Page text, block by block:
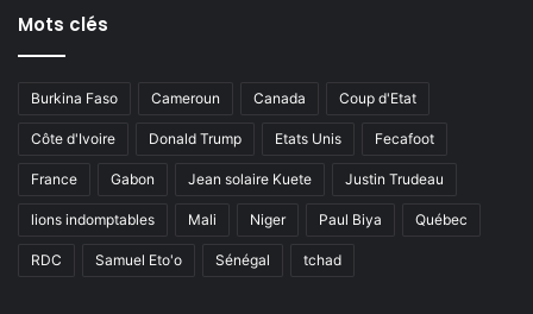
Mots clés
Burkina Faso Cameroun Canada Coup d'Etat
Côte d'Ivoire Donald Trump Etats Unis Fecafoot
France Gabon Jean solaire Kuete Justin Trudeau
lions indomptables Mali Niger Paul Biya Québec
RDC Samuel Eto'o Sénégal tchad